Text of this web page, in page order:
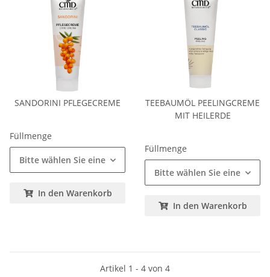
SANDORINI PFLEGECREME
Füllmenge
Bitte wählen Sie eine Variation.
In den Warenkorb
TEEBAUMÖL PEELINGCREME
MIT HEILERDE
Füllmenge
Bitte wählen Sie eine
In den Warenkorb
Artikel 1 - 4 von 4